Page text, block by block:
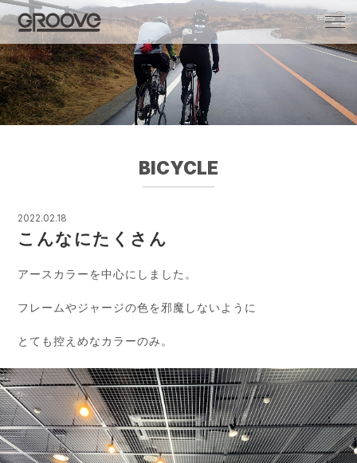
Groove 自転車 カフェ 輸入車・国産車のチ
ューニング/販売
BICYCLE
2022.02.18
こんなにたくさん
アースカラーを中心にしました。
フレームやジャージの色を邪魔しないように
とても控えめなカラーのみ。